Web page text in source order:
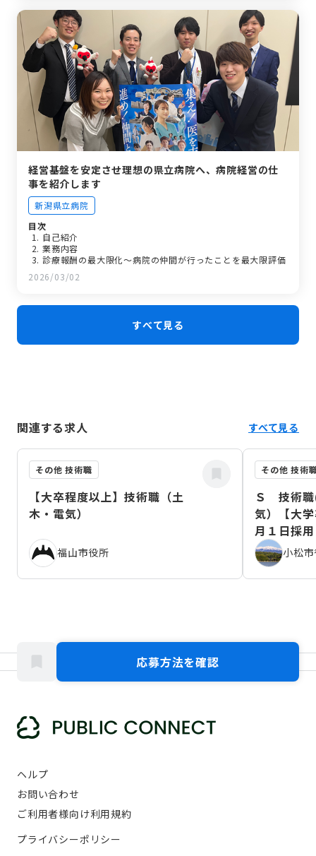
経営基盤を安定させ理想の県立病院へ、病院経営の仕
事を紹介します
新潟県立病院
目次
自己紹介
業務内容
診療報酬の最大限化～病院の仲間が行ったことを最大限評価
されうるように～
診療材料の…
県立病院を選んだ理由
最後に皆様へ～新しい職員へ期待すること～
2026/03/02
すべて見る
関連する求人 すべて見る
その他 技術職
【大卒程度以上】技術職（土
木・電気）
福山市役所
その他 技術
Ｓ 技術職
気）【大
月１日採用
小松
応募方法を確認
ヘルプ
お問い合わせ
ご利用者様向け利用規約
プライバシーポリシー